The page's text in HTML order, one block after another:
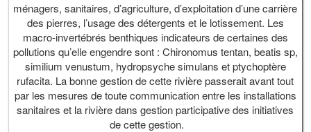
ménagers, sanitaires, d’agriculture, d’exploitation d’une carrière
des pierres, l’usage des détergents et le lotissement. Les
macro-invertébrés benthiques indicateurs de certaines des
pollutions qu’elle engendre sont : Chironomus tentan, beatis sp,
similium venustum, hydropsyche simulans et ptychoptère
rufacita. La bonne gestion de cette rivière passerait avant tout
par les mesures de toute communication entre les installations
sanitaires et la rivière dans gestion participative des initiatives
de cette gestion.